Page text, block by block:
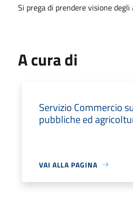
Si prega di prendere visione degli
A cura di
Servizio Commercio
pubbliche ed
VAI ALLA PAGINA